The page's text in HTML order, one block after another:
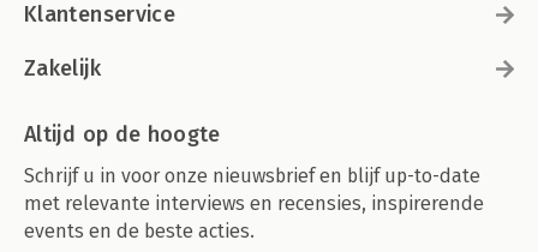
Klantenservice
Zakelijk
Altijd op de hoogte
Schrijf u in voor onze nieuwsbrief en blijf up-to-date
met relevante interviews en recensies, inspirerende
events en de beste acties.